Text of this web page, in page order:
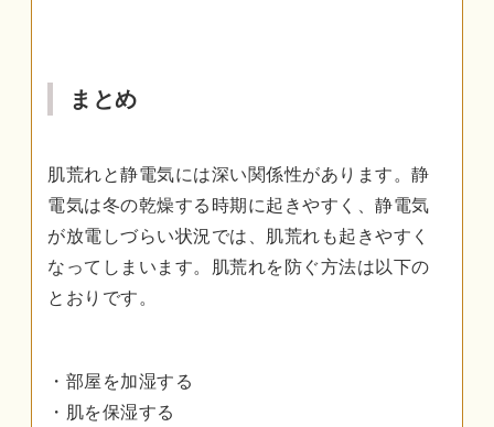
まとめ
肌荒れと静電気には深い関係性があります。静
電気は冬の乾燥する時期に起きやすく、静電気
が放電しづらい状況では、肌荒れも起きやすく
なってしまいます。肌荒れを防ぐ方法は以下の
とおりです。
・部屋を加湿する
・肌を保湿する